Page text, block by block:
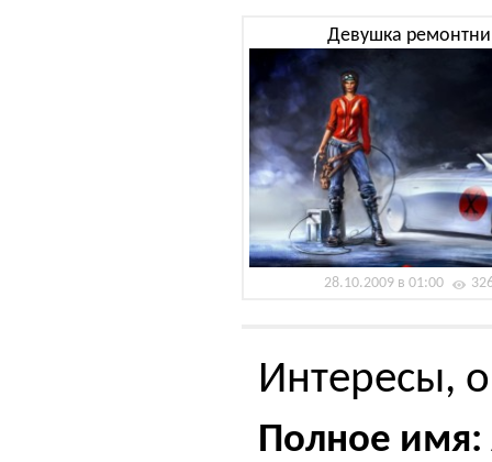
Девушка
28.10.2009 в 01:00
Интересы,
Полное имя: